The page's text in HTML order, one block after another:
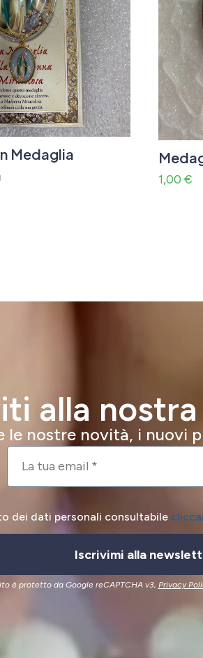
Medaglia
1,00 €
alla
le nostre novità, i nuovi
dei dati personali consultabile
Iscrivimi alla
è protetto da Google reCAPTCHA v3, Privacy